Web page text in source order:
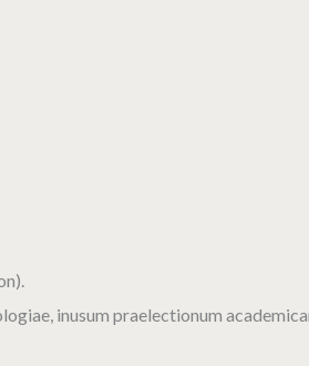
inusum praelectionum